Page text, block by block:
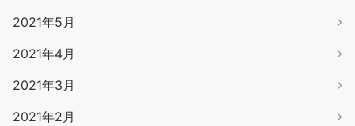
2021年5月
2021年4月
2021年3月
2021年2月